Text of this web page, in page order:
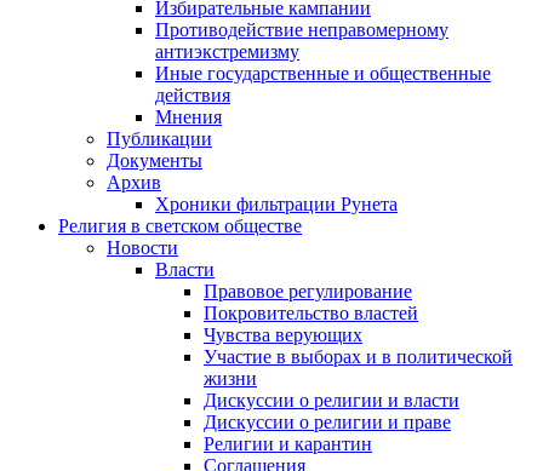
Избирательные кампании
Противодействие неправомерному
антиэкстремизму
Иные государственные и общественные
действия
Мнения
Публикации
Документы
Архив
Хроники фильтрации Рунета
Религия в светском обществе
Новости
Власти
Правовое регулирование
Покровительство властей
Чувства верующих
Участие в выборах и в политической
жизни
Дискуссии о религии и власти
Дискуссии о религии и праве
Религии и карантин
Соглашения